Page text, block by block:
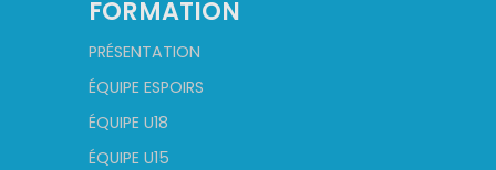
FORMATION
PRÉSENTATION
ÉQUIPE ESPOIRS
ÉQUIPE U18
ÉQUIPE U15